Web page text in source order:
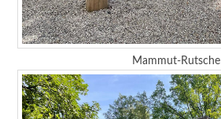
Mammut-Rutsche